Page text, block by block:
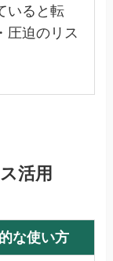
いると転
圧迫のリス
活用
な使い方